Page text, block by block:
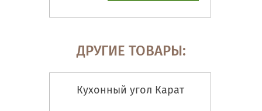
ДРУГИЕ ТОВАРЫ:
Кухонный угол Карат